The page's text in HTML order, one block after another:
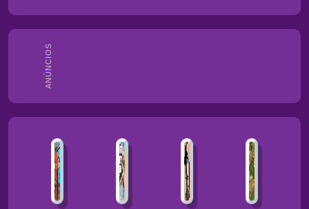
ANÚNCIOS